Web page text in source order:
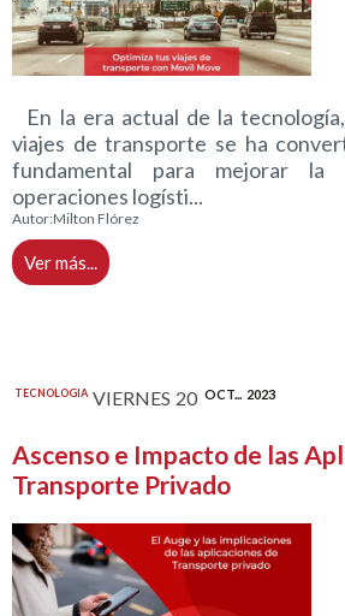
En la era actual de la
viajes de transporte se ha
fundamental para mejorar la
operaciones logísti...
Autor:Milton Flórez
Ver más...
TECNOLOGIA VIERNES 20 OCT... 2023
Ascenso e Impacto de las
Transporte Privado